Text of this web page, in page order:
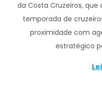
da Costa Cruzeiros,
temporada de
proximidade com
estratégico